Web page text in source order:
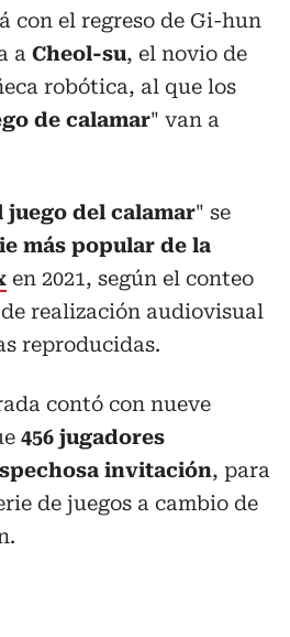
con el regreso de Gi-hun
a Cheol-su, el novio de
robótica, al que los
de calamar" van a
juego del calamar" se
más popular de la
en 2021, según el conteo
realización audiovisual
reproducidas.
contó con nueve
456 jugadores
invitación, para
de juegos a cambio de